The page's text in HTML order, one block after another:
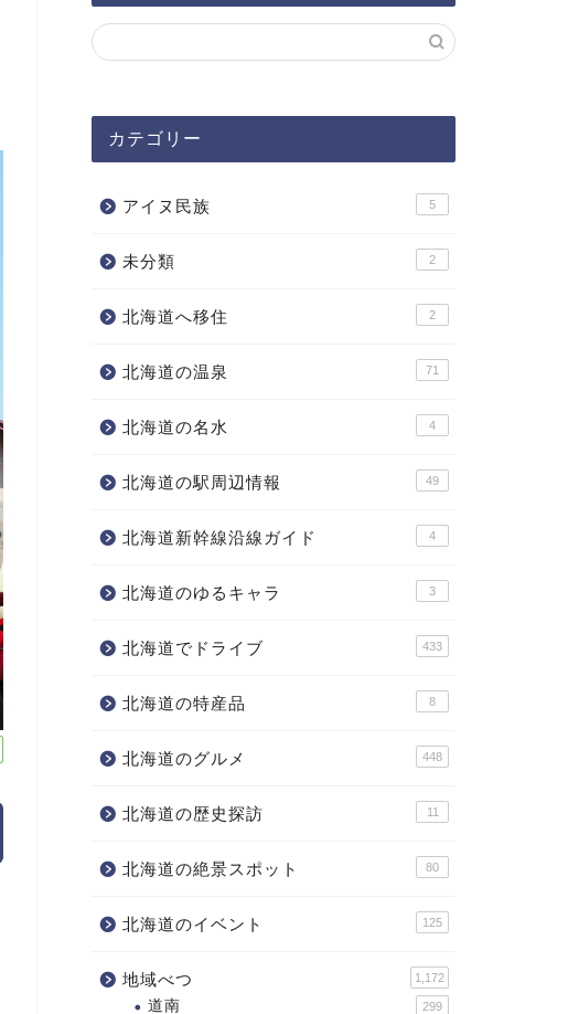
カテゴリー
アイヌ民族 5
未分類 2
北海道へ移住 2
北海道の温泉 71
北海道の名水 4
北海道の駅周辺情報 49
北海道新幹線沿線ガイド 4
北海道のゆるキャラ 3
北海道でドライブ 433
北海道の特産品 8
北海道のグルメ 448
北海道の歴史探訪 11
北海道の絶景スポット 80
北海道のイベント 125
地域べつ 1,172
道南 299